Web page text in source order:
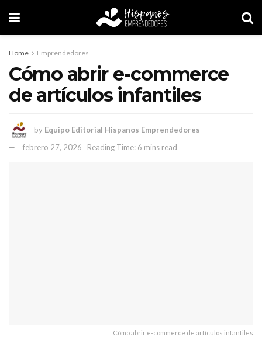
Home Emprendedores
Cómo abrir e-commerce
de artículos infantiles
by Equipo Editorial Hispanos Emprendedores
febrero 27, 2026
Reading Time: 6 mins read
Cómo abrir e-commerce de artículos infantiles